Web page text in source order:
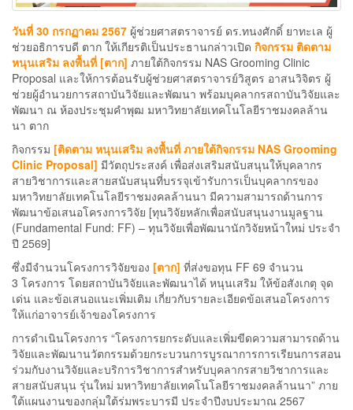
วันที่ 30 กรกฏาคม 2567 ผู้ช่วยศาสตราจารย์ ดร.ทนงศักดิ์ ยาทะเล ผู้
ช่วยอธิการบดี ตาก ให้เกียรติเป็นประธานกล่าวเปิด กิจกรรม ติดตาม
หนุนเสริม ลงพื้นที่ [ตาก] ภายใต้กิจกรรม NAS Grooming Clinic
Proposal และให้การต้อนรับผู้ช่วยศาสตราจารย์วิสูตร อาสนวิจิตร ผู้
ช่วยผู้อำนวยการสถาบันวิจัยและพัฒนา พร้อมบุคลากรสถาบันวิจัยและ
พัฒนา ณ ห้องประชุมคำพุฒ มหาวิทยาลัยเทคโนโลยีราชมงคลล้าน
นา ตาก
กิจกรรม [ติดตาม หนุนเสริม ลงพื้นที่ ภายใต้กิจกรรม NAS Grooming
Clinic Proposal] มีวัตถุประสงค์ เพื่อส่งเสริมสนับสนุนให้บุคลากร
สายวิชาการและสายสนับสนุนที่บรรจุเข้ารับการเป็นบุคลากรของ
มหาวิทยาลัยเทคโนโลยีราชมงคลล้านนา มีความสามารถด้านการ
พัฒนาข้อเสนอโครงการวิจัย [ทุนวิจัยหลักเพื่อสนับสนุนงานมูลฐาน
(Fundamental Fund: FF) – ทุนวิจัยเพื่อพัฒนานักวิจัยหน้าใหม่ ประจำ
ปี 2569]
ซึ่งมีจำนวนโครงการวิจัยของ [ตาก] ที่ส่งขอทุน FF 69 จำนวน
3 โครงการ โดยสถาบันวิจัยและพัฒนาได้ หนุนเสริม ให้ข้อสังเกตุ จุด
เด่น และข้อเสนอแนะเพิ่มเติม เกี่ยวกับรายละเอียดข้อเสนอโครงการ
ให้แก่อาจารย์เจ้าของโครงการ
การดำเนินโครงการ “โครงการยกระดับและเพิ่มขีดความสามารถด้าน
วิจัยและพัฒนานวัตกรรมด้วยกระบวนการบูรณาการการเรียนการสอน
ร่วมกับงานวิจัยและบริการวิชาการสำหรับบุคลากรสายวิชาการและ
สายสนับสนุน รุ่นใหม่ มหาวิทยาลัยเทคโนโลยีราชมงคลล้านนา” ภาย
ใต้แผนงานของกลุ่มใต้ร่มพระบารมี ประจำปีงบประมาณ 2567